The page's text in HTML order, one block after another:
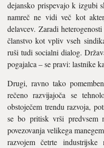
dejansko prispevajo k izgubi
namreč ne vidi več kot
delavcev. Zaradi
članstvo kot vpliv vseh
ruši tudi socialni dialog.
pogajalca – se pravi: lastnike
Drugi, ravno tako
rečeno razvijajoča se
obstoječem trendu razvoja,
se bo pritisk vrši predvsem
povezovanja velikega
razvojem četrte